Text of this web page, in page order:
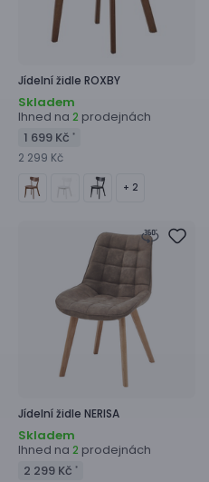
Jídelní židle ROXBY
Skladem
Ihned na 2 prodejnách
1 699 Kč *
2 299 Kč
+ 2
Jídelní židle NERISA
Skladem
Ihned na 2 prodejnách
2 299 Kč *